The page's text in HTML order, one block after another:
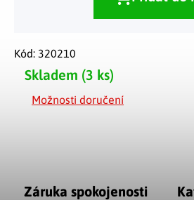
Skladem (3 ks)
Možnosti doručení
Kód: 320210
Záruka spokojenosti